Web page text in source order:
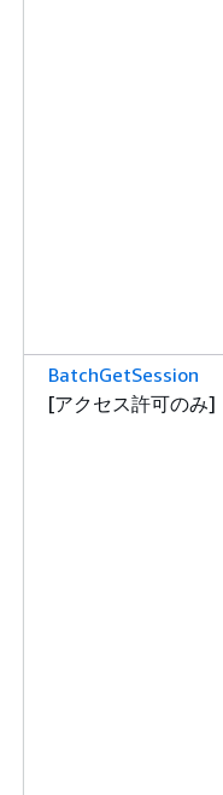
BatchGetSession
[アクセス許可のみ]